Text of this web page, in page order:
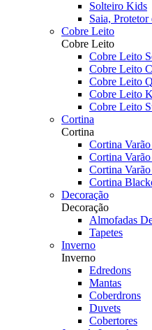
Solteiro Kids
Saia, Protetor
Cobre Leito
Cobre Leito
Cobre Leito
Cobre Leito
Cobre Leito
Cobre Leito
Cobre Leito
Cortina
Cortina
Cortina
Cortina
Cortina
Cortina
Decoração
Decoração
Almofadas
Tapetes
Inverno
Inverno
Edredons
Mantas
Coberdrons
Duvets
Cobertores